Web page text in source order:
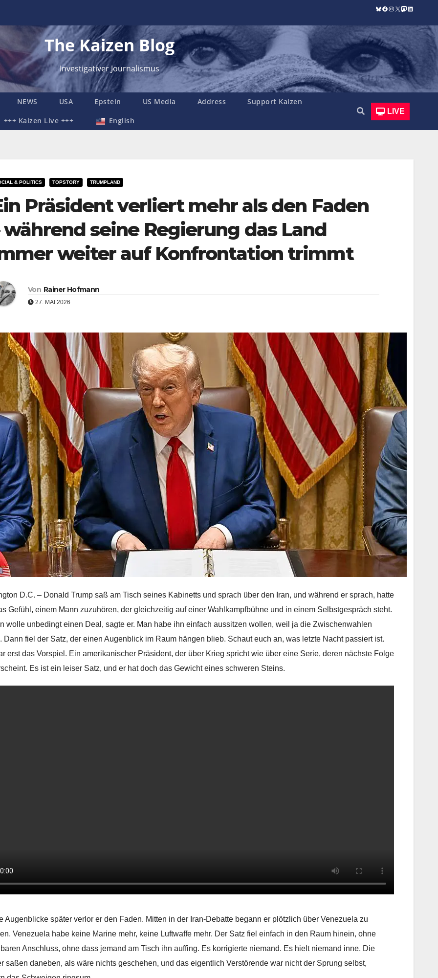
Bluesky
Facebook
Instagram
X Mastodon
LinkedIn
The Kaizen Blog
Investigativer Journalismus
NEWS USA Epstein US Media Address Support Kaizen
+++ Kaizen Live +++ English
LIVE
& POLITICS TOPSTORY TRUMPLAND
Präsident verliert mehr als den Faden
während seine Regierung das Land
weiter auf Konfrontation trimmt
Von Rainer Hofmann
27. MAI 2026
D.C. – Donald Trump saß am Tisch seines Kabinetts und sprach über den Iran, und während er sprach, hatte
Gefühl, einem Mann zuzuhören, der gleichzeitig auf einer Wahlkampfbühne und in einem Selbstgespräch steht.
wolle unbedingt einen Deal, sagte er. Man habe ihn einfach aussitzen wollen, weil ja die Zwischenwahlen
Dann fiel der Satz, der einen Augenblick im Raum hängen blieb. Schaut euch an, was letzte Nacht passiert ist.
erst das Vorspiel. Ein amerikanischer Präsident, der über Krieg spricht wie über eine Serie, deren nächste Folge
Es ist ein leiser Satz, und er hat doch das Gewicht eines schweren Steins.
Augenblicke später verlor er den Faden. Mitten in der Iran-Debatte begann er plötzlich über Venezuela zu
Venezuela habe keine Marine mehr, keine Luftwaffe mehr. Der Satz fiel einfach in den Raum hinein, ohne
Anschluss, ohne dass jemand am Tisch ihn auffing. Es korrigierte niemand. Es hielt niemand inne. Die
saßen daneben, als wäre nichts geschehen, und das eigentlich Verstörende war nicht der Sprung selbst,